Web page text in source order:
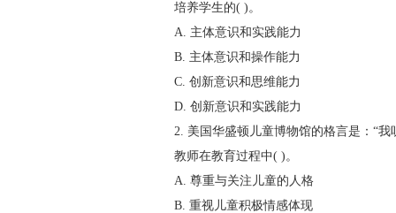
培养学生的( )。
A. 主体意识和实践能力
B. 主体意识和操作能力
C. 创新意识和思维能力
D. 创新意识和实践能力
2. 美国华盛顿儿童博物馆的格言是：“
教师在教育过程中( )。
A. 尊重与关注儿童的人格
B. 重视儿童积极情感体现